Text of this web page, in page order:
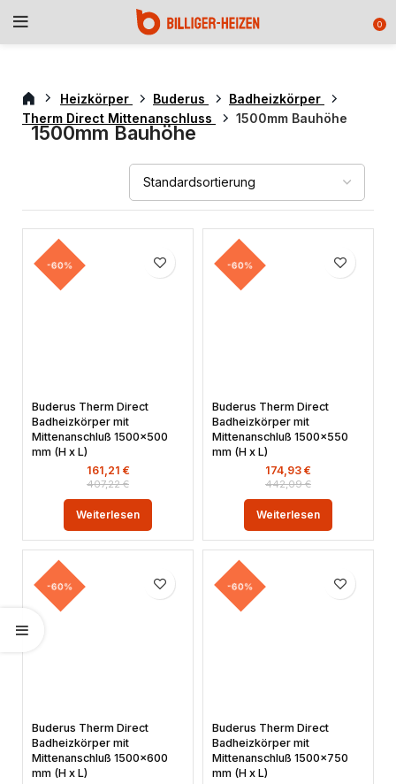
0
Heizkörper Buderus
Badheizkörper
Therm Direct Mittenanschluss
1500mm Bauhöhe
1500mm Bauhöhe
-60%
Buderus Therm Direct
Badheizkörper mit
Mittenanschluß 1500×500
mm (H x L)
407,22€
161,21 €
Weiterlesen
-60%
Buderus Therm Direct
Badheizkörper mit
Mittenanschluß 1500×550
mm (H x L)
442,09€
174,93 €
Weiterlesen
-60%
Buderus Therm Direct
Badheizkörper mit
Mittenanschluß 1500×600
mm (H x L)
-60%
Buderus Therm Direct
Badheizkörper mit
Mittenanschluß 1500×750
mm (H x L)